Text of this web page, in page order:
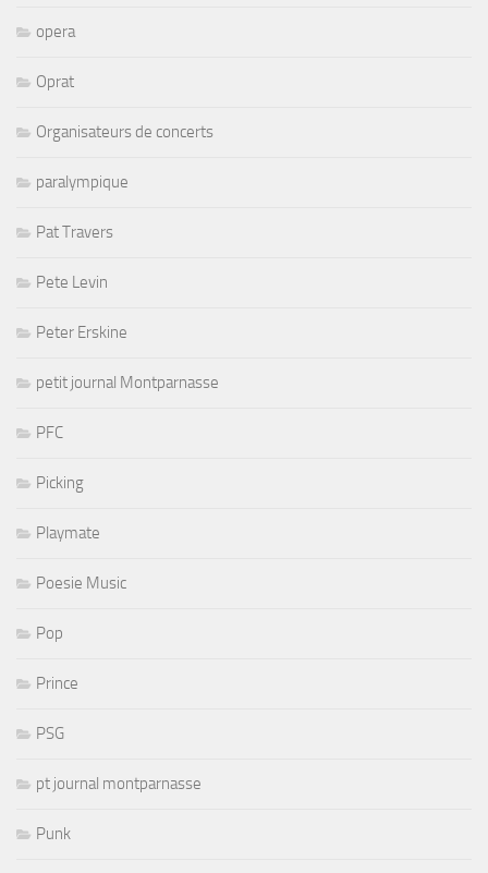
opera
Oprat
Organisateurs de concerts
paralympique
Pat Travers
Pete Levin
Peter Erskine
petit journal Montparnasse
PFC
Picking
Playmate
Poesie Music
Pop
Prince
PSG
pt journal montparnasse
Punk